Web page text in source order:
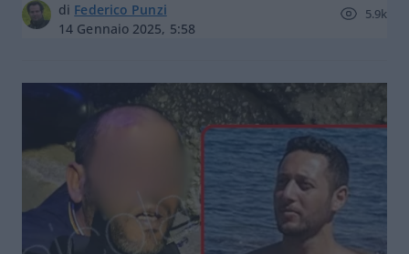
di Federico Punzi
14 Gennaio 2025, 5:58
5.9k